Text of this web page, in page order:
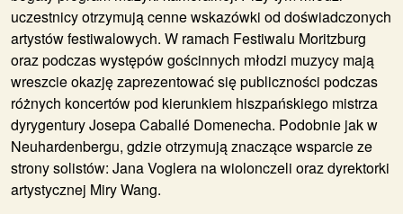
uczestnicy otrzymują cenne wskazówki od doświadczonych
artystów festiwalowych. W ramach Festiwalu Moritzburg
oraz podczas występów gościnnych młodzi muzycy mają
wreszcie okazję zaprezentować się publiczności podczas
różnych koncertów pod kierunkiem hiszpańskiego mistrza
dyrygentury Josepa Caballé Domenecha. Podobnie jak w
Neuhardenbergu, gdzie otrzymują znaczące wsparcie ze
strony solistów: Jana Voglera na wiolonczeli oraz dyrektorki
artystycznej Miry Wang.